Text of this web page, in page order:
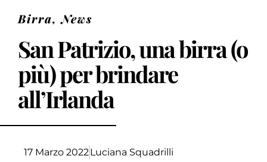
Birra,News
San Patrizio, una birra (o
più) per brindare
all’Irlanda
17 Marzo 2022 Luciana Squadrilli